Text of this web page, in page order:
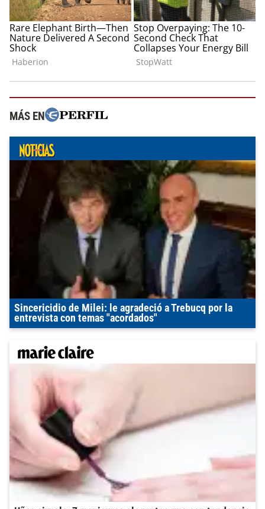
MÁS EN
Sincericidio de Milei: le agradeció a Trebucq por la
entrevista con temas "acordados"